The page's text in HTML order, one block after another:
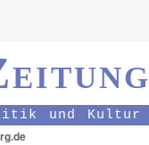
und Kultur